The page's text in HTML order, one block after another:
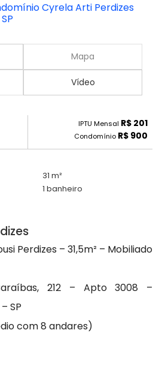
Cyrela Arti Perdizes
Mapa
Vídeo
IPTU Mensal R$ 201
Condomínio R$ 900
31 m²
1 banheiro
Perdizes – 31,5m² – Mobiliado
212 – Apto 3008 –
SP
com 8 andares)